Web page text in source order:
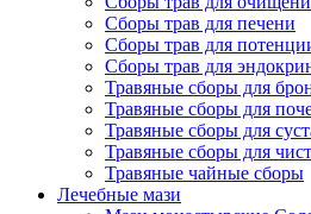
Сборы трав для печени
Сборы трав для
Сборы трав для
Травяные сборы для
Травяные сборы для
Травяные сборы для
Травяные сборы для
Травяные чайные сборы
Лечебные мази